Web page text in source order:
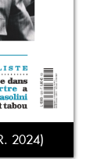
2024)